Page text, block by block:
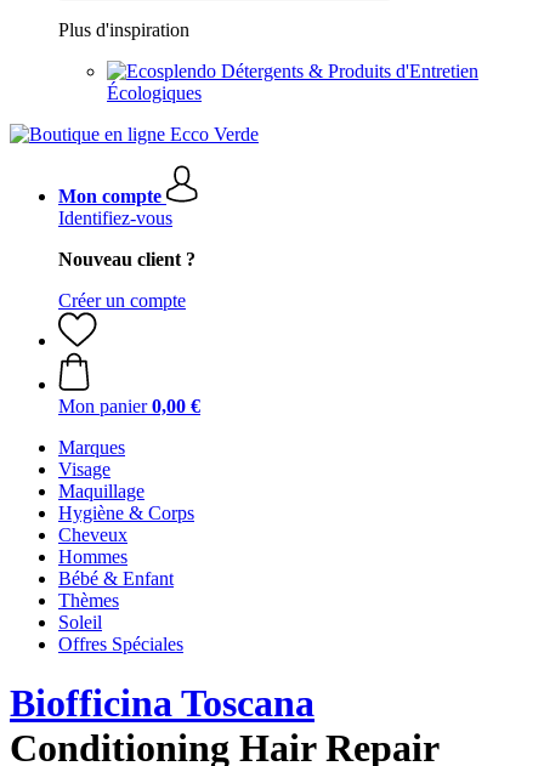
Plus d'inspiration
Détergents & Produits d'Entretien
Écologiques
Mon compte
Identifiez-vous
Nouveau client ?
Créer un compte
Mon panier 0,00 €
Marques
Visage
Maquillage
Hygiène & Corps
Cheveux
Hommes
Bébé & Enfant
Thèmes
Soleil
Offres Spéciales
Biofficina Toscana
Conditioning Hair Repair